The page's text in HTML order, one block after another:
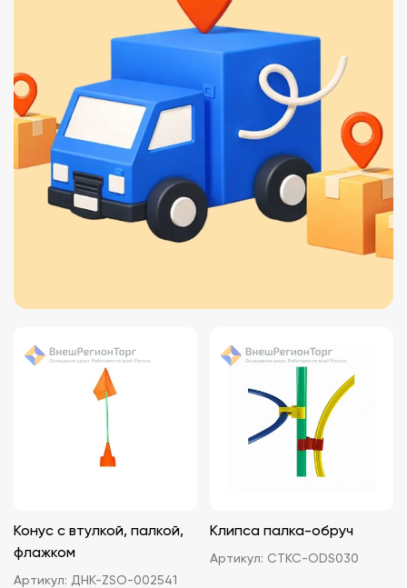
Конус с втулкой, палкой,
флажком
Артикул: ДНК-ZSO-002541
Клипса палка-обруч
Артикул: СТКС-ODS030